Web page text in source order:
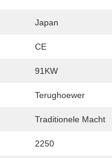
Japan
CE
91KW
Terughoewer
Traditionele Macht
2250